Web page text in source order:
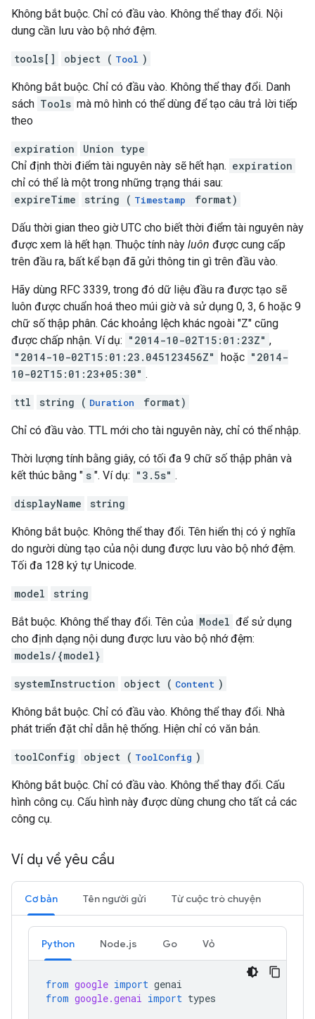
Không bắt buộc. Chỉ có đầu vào. Không thể thay đổi. Nội
dung cần lưu vào bộ nhớ đệm.
tools[] object ( Tool )
Không bắt buộc. Chỉ có đầu vào. Không thể thay đổi. Danh
sách Tools mà mô hình có thể dùng để tạo câu trả lời tiếp
theo
expiration
Union type
Chỉ định thời điểm tài nguyên này sẽ hết hạn. expiration
chỉ có thể là một trong những trạng thái sau:
expireTime
string ( Timestamp format)
Dấu thời gian theo giờ UTC cho biết thời điểm tài nguyên này
được xem là hết hạn. Thuộc tính này luôn được cung cấp
trên đầu ra, bất kể bạn đã gửi thông tin gì trên đầu vào.
Hãy dùng RFC 3339, trong đó dữ liệu đầu ra được tạo sẽ
luôn được chuẩn hoá theo múi giờ và sử dụng 0, 3, 6 hoặc 9
chữ số thập phân. Các khoảng lệch khác ngoài "Z" cũng
được chấp nhận. Ví dụ: "2014-10-02T15:01:23Z" ,
"2014-10-02T15:01:23.045123456Z" hoặc "2014-
10-02T15:01:23+05:30" .
ttl string ( Duration format)
Chỉ có đầu vào. TTL mới cho tài nguyên này, chỉ có thể nhập.
Thời lượng tính bằng giây, có tối đa 9 chữ số thập phân và
kết thúc bằng " s ". Ví dụ: "3.5s" .
displayName string
Không bắt buộc. Không thể thay đổi. Tên hiển thị có ý nghĩa
do người dùng tạo của nội dung được lưu vào bộ nhớ đệm.
Tối đa 128 ký tự Unicode.
model string
Bắt buộc. Không thể thay đổi. Tên của Model để sử dụng
cho định dạng nội dung được lưu vào bộ nhớ đệm:
models/{model}
systemInstruction object ( Content )
Không bắt buộc. Chỉ có đầu vào. Không thể thay đổi. Nhà
phát triển đặt chỉ dẫn hệ thống. Hiện chỉ có văn bản.
toolConfig object ( ToolConfig )
Không bắt buộc. Chỉ có đầu vào. Không thể thay đổi. Cấu
hình công cụ. Cấu hình này được dùng chung cho tất cả các
công cụ.
Ví dụ về yêu cầu
Cơ bản Tên người gửi Từ cuộc trò chuyện
Python Node.js Go Vỏ
from google import genai
from google.genai import types